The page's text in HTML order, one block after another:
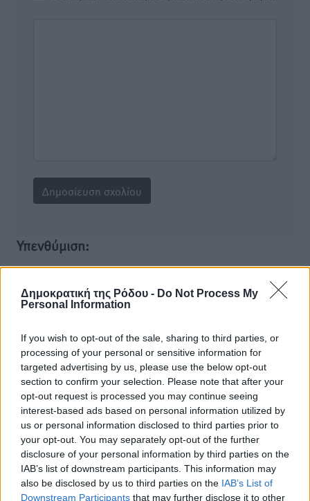
Δημοκρατική της Ρόδου - Do Not Process My
Personal Information
If you wish to opt-out of the sale, sharing to third parties, or
processing of your personal or sensitive information for
targeted advertising by us, please use the below opt-out
section to confirm your selection. Please note that after your
opt-out request is processed you may continue seeing
interest-based ads based on personal information utilized by
us or personal information disclosed to third parties prior to
your opt-out. You may separately opt-out of the further
disclosure of your personal information by third parties on the
IAB’s list of downstream participants. This information may
also be disclosed by us to third parties on the IAB’s List of
Downstream Participants that may further disclose it to other
Υπενθύμιση:
ιστοσελίδες είναι απαραίτητη η χρήση του παρακάτω
παρεχόμενου συνδέσμου παραπομπής προς το άρθρο
o καιρός τώρα:
°
αίθριος καιρός
72%
13km/h